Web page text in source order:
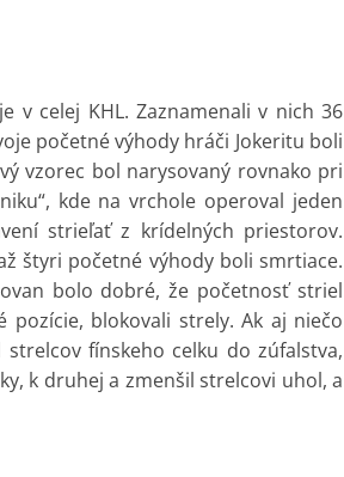
v celej KHL. Zaznamenali v nich 36
početné výhody hráči Jokeritu boli
vzorec bol narysovaný rovnako pri
kde na vrchole operoval jeden
strieľať z krídelných priestorov.
štyri početné výhody boli smrtiace.
bolo dobré, že početnosť striel
pozície, blokovali strely. Ak aj niečo
fínskeho celku do zúfalstva,
k druhej a zmenšil strelcovi uhol, a